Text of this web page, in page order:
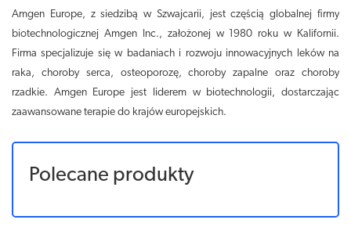
Amgen Europe, z siedzibą w Szwajcarii, jest częścią globalnej firmy
biotechnologicznej Amgen Inc., założonej w 1980 roku w Kalifornii.
Firma specjalizuje się w badaniach i rozwoju innowacyjnych leków na
raka, choroby serca, osteoporozę, choroby zapalne oraz choroby
rzadkie. Amgen Europe jest liderem w biotechnologii, dostarczając
zaawansowane terapie do krajów europejskich.
Polecane produkty